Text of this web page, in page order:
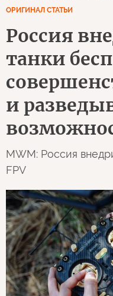
ОРИГИНАЛ СТАТЬИ
Россия
танки
и
MWM: Россия
FPV